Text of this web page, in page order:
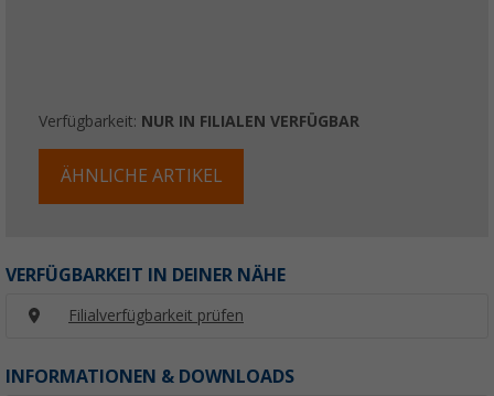
Verfügbarkeit: NUR IN FILIALEN VERFÜGBAR
ÄHNLICHE ARTIKEL
VERFÜGBARKEIT IN DEINER NÄHE
Filialverfügbarkeit prüfen
INFORMATIONEN & DOWNLOADS